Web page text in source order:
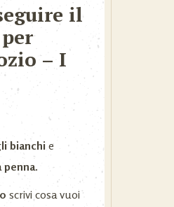
il
– I
bianchi e
penna.
scrivi cosa vuoi